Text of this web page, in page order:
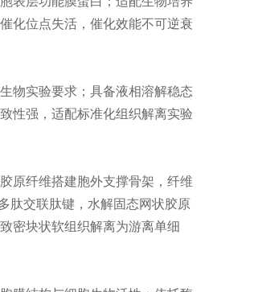
化位点失活，催化效能不可逆衰
物实验要求；具备液相溶解稳态
性强，适配标准化组织解离实验
原纤维搭建胞外支撑骨架，纤维
肽交联肽键，水解固态网状胶原
密块状软组织解离为游离单细